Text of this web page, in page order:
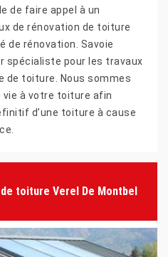
de faire appel à un
de rénovation de toiture
de rénovation. Savoie
spécialiste pour les travaux
de toiture. Nous sommes
vie à votre toiture afin
d’une toiture à cause
toiture Verel De Montbel